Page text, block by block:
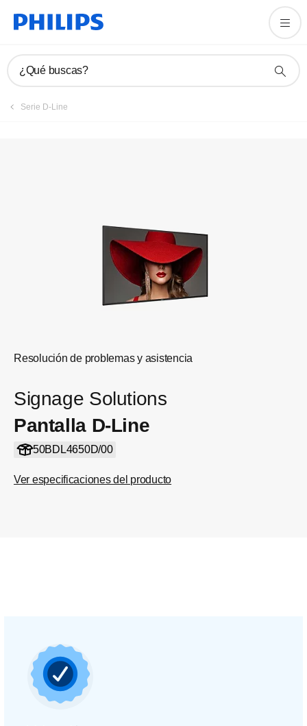
¿Qué buscas?
Serie D-Line
Resolución de problemas y asistencia
Signage Solutions
Pantalla D-Line
50BDL4650D/00
Ver especificaciones del producto
Registrar producto